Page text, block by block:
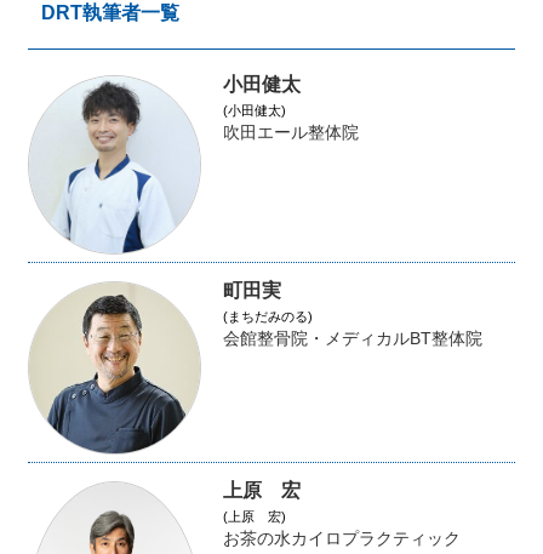
DRT執筆者一覧
小田健太
(小田健太)
吹田エール整体院
町田実
(まちだみのる)
会館整骨院・メディカルBT整体院
上原 宏
(上原 宏)
お茶の水カイロプラクティック